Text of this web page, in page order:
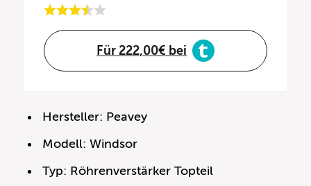
Für 222,00€ bei
Hersteller: Peavey
Modell: Windsor
Typ: Röhrenverstärker Topteil